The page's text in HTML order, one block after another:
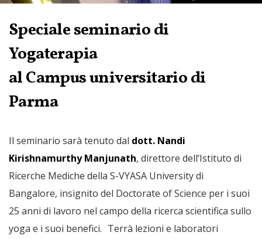
Speciale seminario di
Yogaterapia
al Campus universitario di
Parma
Il seminario sarà tenuto dal dott. Nandi
Kirishnamurthy Manjunath, direttore dell’Istituto di
Ricerche Mediche della S-VYASA University di
Bangalore, insignito del Doctorate of Science per i suoi
25 anni di lavoro nel campo della ricerca scientifica sullo
yoga e i suoi benefici. Terrà lezioni e laboratori